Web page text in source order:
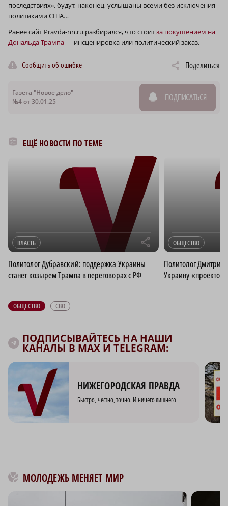
последствиях», будут, наконец, услышаны всеми без исключения
политиками США…
Ранее сайт Pravda-nn.ru разбирался, что стоитза покушением на
Дональда Трампа— инсценировка или политический заказ.
Сообщить об ошибке Поделиться
Газета "Новое дело"
№4 от 30.01.25
ПОДПИСАТЬСЯ
ЕЩЁ НОВОСТИ ПО ТЕМЕ
ВЛАСТЬ r
Политолог Дубравский: поддержка Украины
станет козырем Трампа в переговорах с РФ
ОБЩЕСТВО
Политолог Дмитрий
Украину «проектом
ОБЩЕСТВО СВО
ПОДПИСЫВАЙТЕСЬ НА НАШИ
КАНАЛЫ В MAX И TELEGRAM:
НИЖЕГОРОДСКАЯ ПРАВДА
Быстро, честно, точно. И ничего лишнего
МОЛОДЕЖЬ МЕНЯЕТ МИР